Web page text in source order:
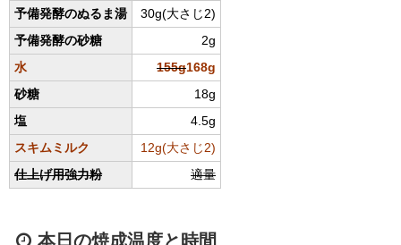
予備発酵のぬるま湯
30g(大さじ2)
予備発酵の砂糖
2g
水
155g168g
砂糖
18g
塩
4.5g
スキムミルク
12g(大さじ2)
仕上げ用強力粉
適量
本日の焼成温度と時間